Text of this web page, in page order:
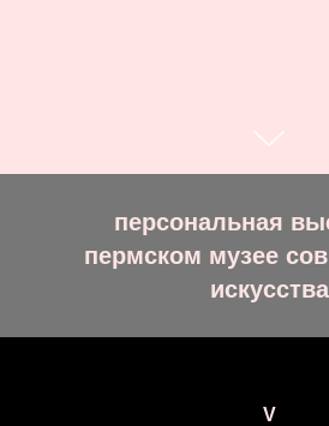
персональная
пермском музее
искусства
V